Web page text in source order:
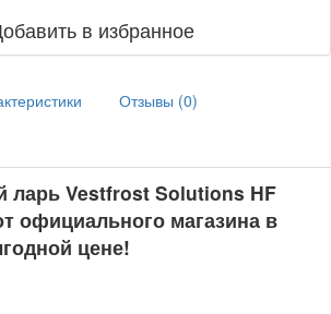
в избранное
Отзывы (0)
ларь Vestfrost Solutions HF
официального магазина в
цене!